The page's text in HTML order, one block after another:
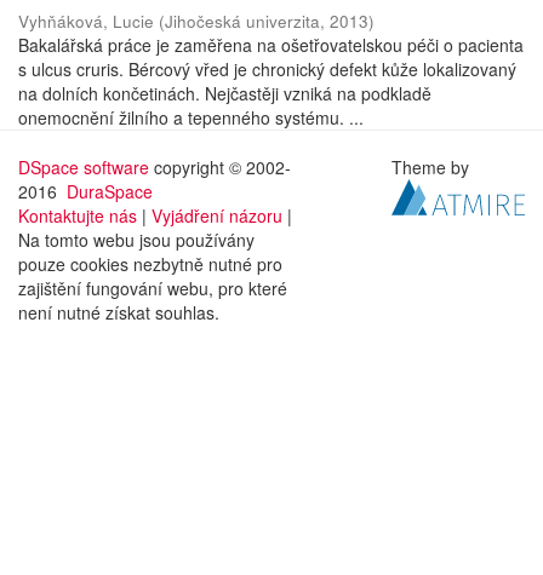
Vyhňáková, Lucie (Jihočeská univerzita, 2013)
Bakalářská práce je zaměřena na ošetřovatelskou péči o pacienta
s ulcus cruris. Bércový vřed je chronický defekt kůže lokalizovaný
na dolních končetinách. Nejčastěji vzniká na podkladě
onemocnění žilního a tepenného systému. ...
DSpace software copyright © 2002-
2016 DuraSpace
Kontaktujte nás | Vyjádření názoru |
Na tomto webu jsou používány
pouze cookies nezbytně nutné pro
zajištění fungování webu, pro které
není nutné získat souhlas.
Theme by